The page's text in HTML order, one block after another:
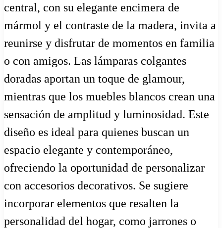
central, con su elegante encimera de
mármol y el contraste de la madera, invita a
reunirse y disfrutar de momentos en familia
o con amigos. Las lámparas colgantes
doradas aportan un toque de glamour,
mientras que los muebles blancos crean una
sensación de amplitud y luminosidad. Este
diseño es ideal para quienes buscan un
espacio elegante y contemporáneo,
ofreciendo la oportunidad de personalizar
con accesorios decorativos. Se sugiere
incorporar elementos que resalten la
personalidad del hogar, como jarrones o